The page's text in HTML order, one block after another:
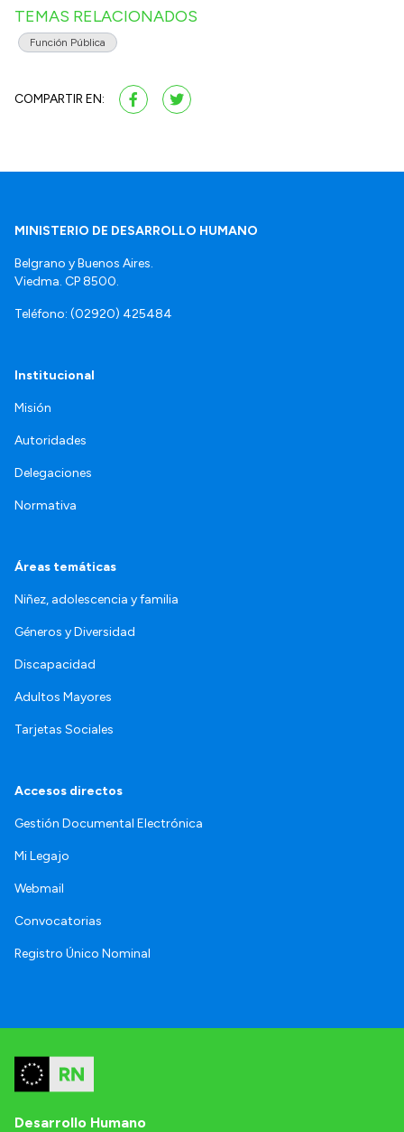
TEMAS RELACIONADOS
Función Pública
COMPARTIR EN:
MINISTERIO DE DESARROLLO HUMANO
Belgrano y Buenos Aires.
Viedma. CP 8500.
Teléfono: (02920) 425484
Institucional
Misión
Autoridades
Delegaciones
Normativa
Áreas temáticas
Niñez, adolescencia y familia
Géneros y Diversidad
Discapacidad
Adultos Mayores
Tarjetas Sociales
Accesos directos
Gestión Documental Electrónica
Mi Legajo
Webmail
Convocatorias
Registro Único Nominal
Desarrollo Humano